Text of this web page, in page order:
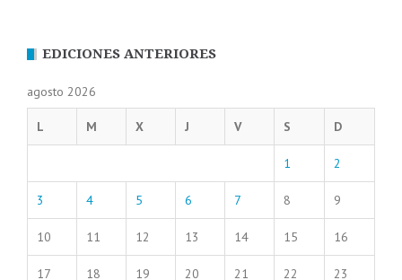
EDICIONES ANTERIORES
agosto 2026
L M X J V S D
1 2
3 4 5 6 7 8 9
10 11 12 13 14 15 16
17 18 19 20 21 22 23